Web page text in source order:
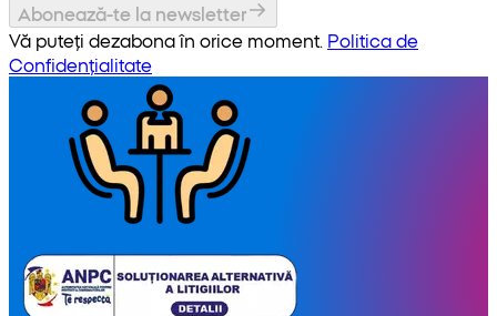
Abonează-te la newsletter
Vă puteți dezabona în orice moment. Politica de
Confidențialitate